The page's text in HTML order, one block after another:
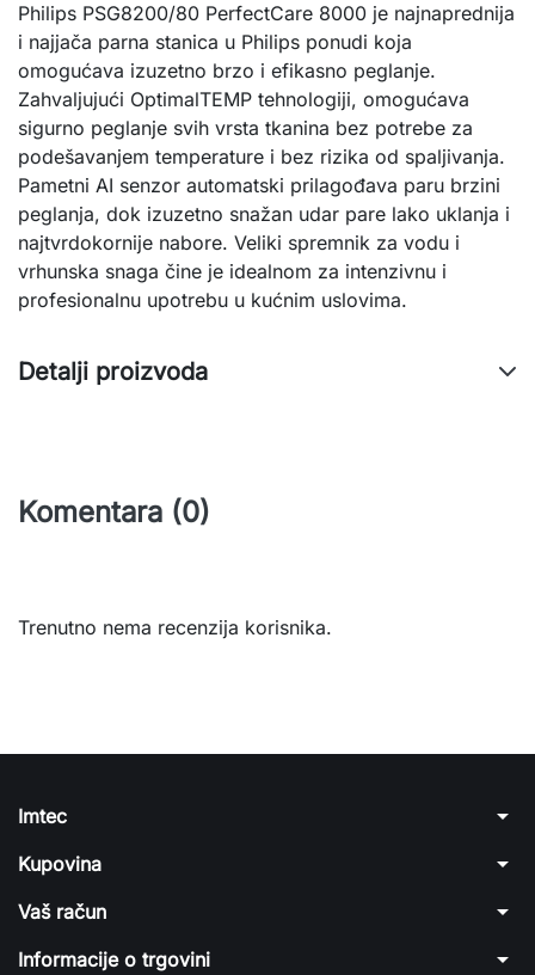
Philips PSG8200/80 PerfectCare 8000 je najnaprednija
i najjača parna stanica u Philips ponudi koja
omogućava izuzetno brzo i efikasno peglanje.
Zahvaljujući OptimalTEMP tehnologiji, omogućava
sigurno peglanje svih vrsta tkanina bez potrebe za
podešavanjem temperature i bez rizika od spaljivanja.
Pametni AI senzor automatski prilagođava paru brzini
peglanja, dok izuzetno snažan udar pare lako uklanja i
najtvrdokornije nabore. Veliki spremnik za vodu i
vrhunska snaga čine je idealnom za intenzivnu i
profesionalnu upotrebu u kućnim uslovima.
Detalji proizvoda
Komentara (0)
Trenutno nema recenzija korisnika.
Imtec arrow_drop_down
Kupovina arrow_drop_down
Vaš račun arrow_drop_down
Informacije o trgovini arrow_drop_down